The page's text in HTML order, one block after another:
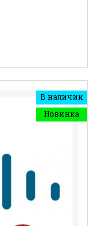
В наличии
Новинка